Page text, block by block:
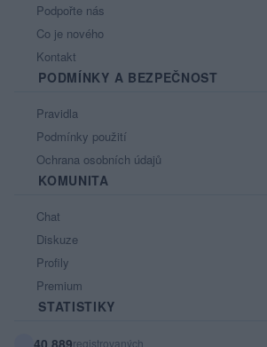
Podpořte nás
Co je nového
Kontakt
PODMÍNKY A BEZPEČNOST
Pravidla
Podmínky použití
Ochrana osobních údajů
KOMUNITA
Chat
Diskuze
Profily
Premium
STATISTIKY
40 889registrovaných